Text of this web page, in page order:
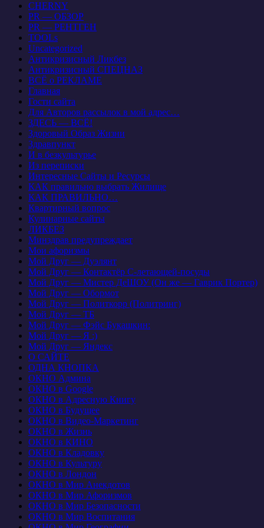
CHERNY
PR — ОБЗОР
PR — РЕНТГЕН
TOOLs
Uncategorized
Антикризисный Ликбез
Антикризисный СПЕЦНАЗ
ВСЁ о РЕКЛАМЕ
Главная
Гости сайта
Для Авторов рассылок в мой адрес…
ЗДЕСЬ — ВСЁ!
Здоровый Образ Жизни
Здравпункт
И в безкультурье
Из переписки
Интересные Сайты и Ресурсы
КАК правильно выбрать Жилище
КАК ПРАВИЛЬНО…
Квартирный вопрос
Кулинарные сайты
ЛИКБЕЗ
Минздрав предупреждает
Мои афоризмы
Мой Друг — Дуэлянт
Мой Друг — Контактёр С-летающей-посуды
Мой Друг — Мистер ДеШОУ (Он же — Гаврик Портер)
Мой Друг — Обормот
Мой Друг — Политкорр (Политринг)
Мой Друг — ТБ
Мой Друг — Фэйс Букашкин:
Мой Друг — Я :)
Мой Друг — Яндекс
О САЙТЕ
ОДНА КНОПКА
ОКНО Админа
ОКНО в Google
ОКНО в Адресную Книгу
ОКНО в Будущее
ОКНО в Видео-Маркетинг
ОКНО в Жизнь
ОКНО в КИНО
ОКНО в Кладовку
ОКНО в Культуру
ОКНО в Лондон
ОКНО в Мир Анекдотов
ОКНО в Мир Афоризмов
ОКНО в Мир Безопасности
ОКНО в Мир Воспитания